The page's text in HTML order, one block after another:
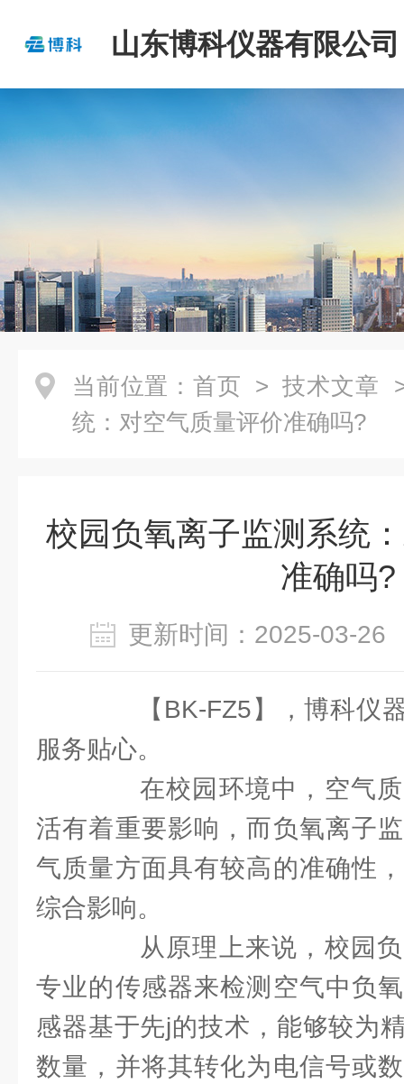
山东博科仪器有限公司
当前位置： 首页 > 技术文章
统：对空气质量评价准确吗?
校园负氧离子监测系统
准确吗?
更新时间：2025-03-
【BK-FZ5】，博科仪器
服务贴心。
在校园环境中，空气质
活有着重要影响，而负氧离子
气质量方面具有较高的准确性
综合影响。
从原理上来说，校园负
专业的传感器来检测空气中负
感器基于先j的技术，能够较为
数量，并将其转化为电信号或